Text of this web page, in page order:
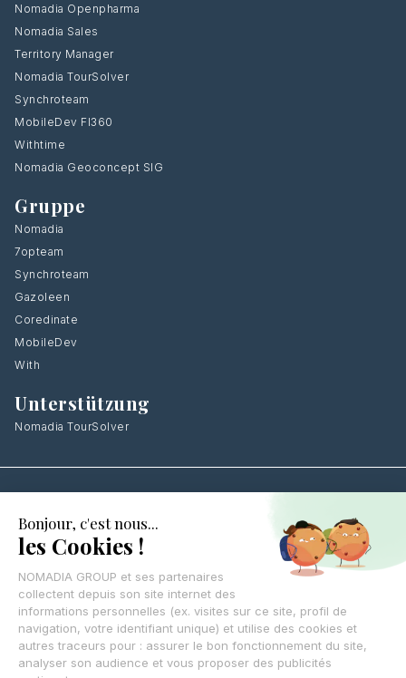
Nomadia Openpharma
Nomadia Sales
Territory Manager
Nomadia TourSolver
Synchroteam
MobileDev FI360
Withtime
Nomadia Geoconcept SIG
Gruppe
Nomadia
7opteam
Synchroteam
Gazoleen
Coredinate
MobileDev
With
Unterstützung
Nomadia TourSolver
Hinterlassen Sie Ihre Kontaktdaten,
KONTAKTIEREN SIE UNS
© Nomadia 2025
Rechtliche Hinweise – Rechtliche Informationen zum Unternehmen Nomadia